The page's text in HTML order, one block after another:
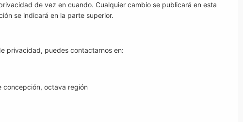
de vez en cuando. Cualquier cambio se publicará en esta
se indicará en la parte superior.
privacidad, puedes contactarnos en:
concepción, octava región